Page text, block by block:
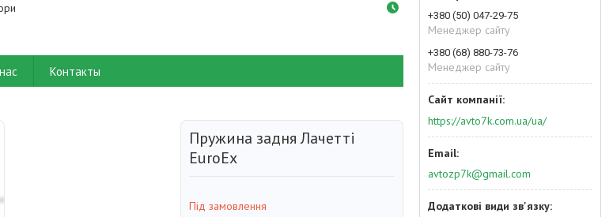
Контакты
Пружина задня Лачетті
EuroEx
Під замовлення
+380 (50) 047-29-75
Менеджер сайту
+380 (68) 880-73-76
Менеджер сайту
https://avto7k.com.ua/ua/
avtozp7k@gmail.com